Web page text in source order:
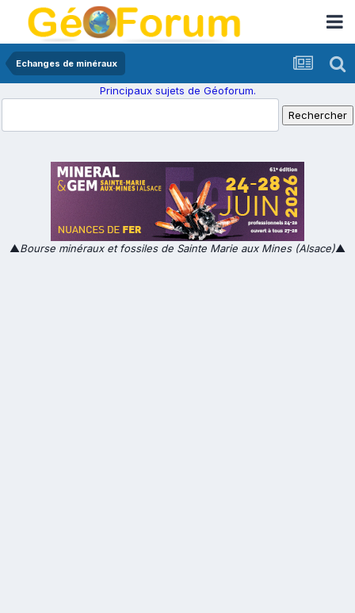
Echanges de minéraux
Principaux sujets de Géoforum.
▲Bourse minéraux et fossiles de Sainte Marie aux Mines (Alsace)▲